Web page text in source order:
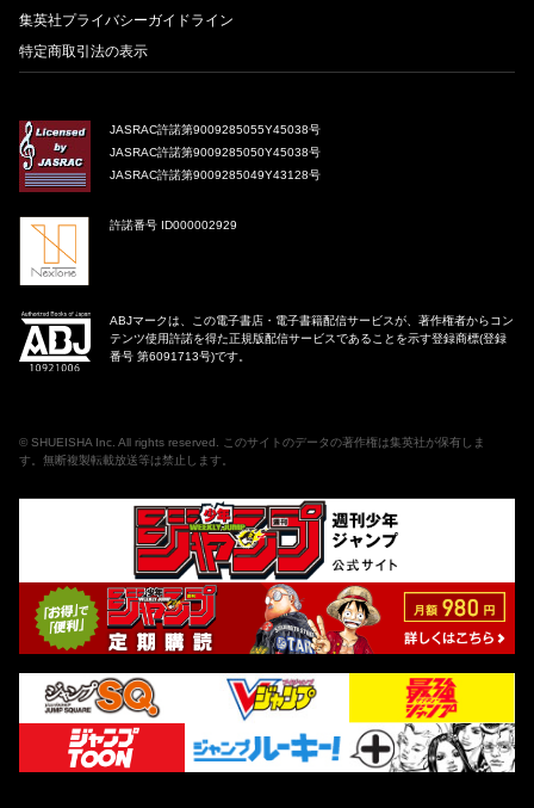
集英社プライバシーガイドライン
特定商取引法の表示
JASRAC許諾第9009285055Y45038号
JASRAC許諾第9009285050Y45038号
JASRAC許諾第9009285049Y43128号
許諾番号 ID000002929
ABJマークは、この電子書店・電子書籍配信サービスが、著作権者からコン
テンツ使用許諾を得た正規版配信サービスであることを示す登録商標(登録
番号 第6091713号)です。
© SHUEISHA Inc . All rights reserved. このサイトのデータの著作権は集英社が保有しま
す。無断複製転載放送等は禁止します。